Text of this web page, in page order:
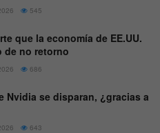
545
que la economía de EE.UU.
de no retorno
686
Nvidia se disparan, ¿gracias a
643